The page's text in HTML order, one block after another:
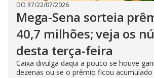
DO R7/22/07/2026
Mega-Sena sorteia
40,7 milhões; veja os
desta terça-feira
Caixa divulga daqui a pouco se houve
dezenas ou se o prêmio ficou acumulado